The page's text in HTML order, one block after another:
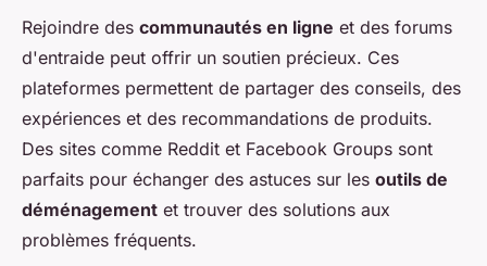
Rejoindre des communautés en ligne et des forums
d'entraide peut offrir un soutien précieux. Ces
plateformes permettent de partager des conseils, des
expériences et des recommandations de produits.
Des sites comme Reddit et Facebook Groups sont
parfaits pour échanger des astuces sur les outils de
déménagement et trouver des solutions aux
problèmes fréquents.